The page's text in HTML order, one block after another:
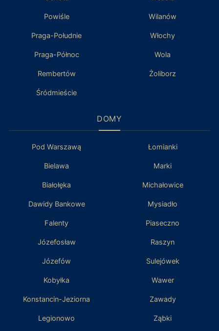
Powiśle
Praga-Południe
Praga-Północ
Rembertów
Śródmieście
Wilanów
Włochy
Wola
Żoliborz
DOMY
Pod Warszawą
Bielawa
Białołęka
Dawidy Bankowe
Falenty
Józefosław
Józefów
Kobyłka
Konstancin-Jeziorna
Legionowo
Łomianki
Marki
Michałowice
Mysiadło
Piaseczno
Raszyn
Sulejówek
Wawer
Zawady
Ząbki